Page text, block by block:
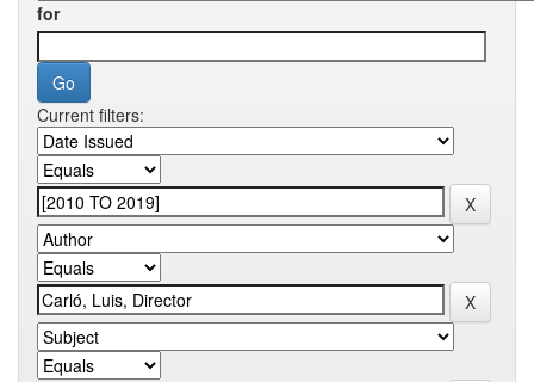
for
Current filters: